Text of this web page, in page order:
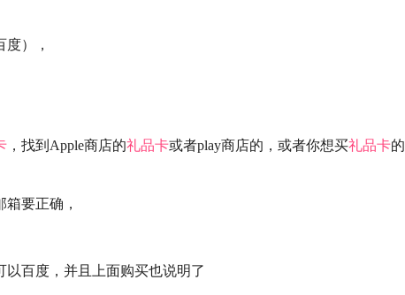
），
，找到Apple商店的礼品卡或者play商店的，或者你想买礼品卡的
要正确，
以百度，并且上面购买也说明了